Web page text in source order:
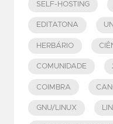
SELF-HOSTING
EDITATONA
HERBÁRIO
COMUNIDADE
COIMBRA
GNU/LINUX